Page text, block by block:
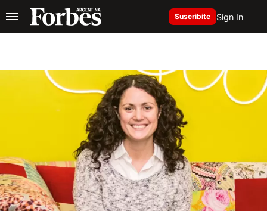
Suscribite Sign In